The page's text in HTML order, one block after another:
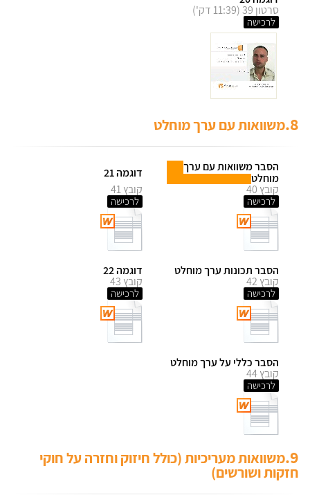
סרטון 39 (11:39 דק')
לרכישה
8. משוואות עם ערך מוחלט
הסבר משוואות עם ערך
מוחלט
קובץ 40
לרכישה
דוגמה 21
קובץ 41
לרכישה
הסבר תכונות ערך מוחלט
קובץ 42
לרכישה
דוגמה 22
קובץ 43
לרכישה
הסבר כללי על ערך מוחלט
קובץ 44
לרכישה
9. משוואות מעריכיות (כולל חיזוק וחזרה על חוקי
חזקות ושורשים)